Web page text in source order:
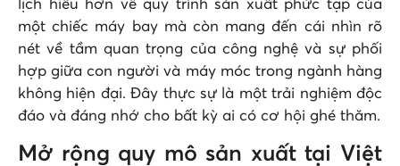
lịch hiểu hơn về quy trình sản xuất phức tạp của
một chiếc máy bay mà còn mang đến cái nhìn rõ
nét về tầm quan trọng của công nghệ và sự phối
hợp giữa con người và máy móc trong ngành hàng
không hiện đại. Đây thực sự là một trải nghiệm độc
đáo và đáng nhớ cho bất kỳ ai có cơ hội ghé thăm.
Mở rộng quy mô sản xuất tại Việt